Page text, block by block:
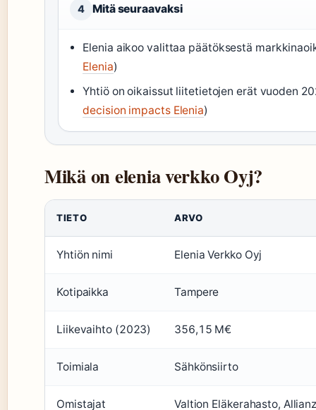
4 Mitä seuraavaksi
Elenia aikoo valittaa päätöksestä
Elenia)
Yhtiö on oikaissut liitetietojen erät vuoden
decision impacts Elenia)
Mikä on elenia verkko Oyj?
TIETO ARVO
Yhtiön nimi Elenia Verkko Oyj
Kotipaikka Tampere
Liikevaihto (2023) 356,15 M€
Toimiala Sähkönsiirto
Omistajat Valtion Eläkerahasto,